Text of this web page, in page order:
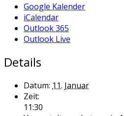
Google Kalender
iCalendar
Outlook 365
Outlook Live
Details
Datum: 11. Januar
Zeit:
11:30